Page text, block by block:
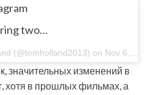
two…
значительных изменений в
хотя в прошлых фильмах, а